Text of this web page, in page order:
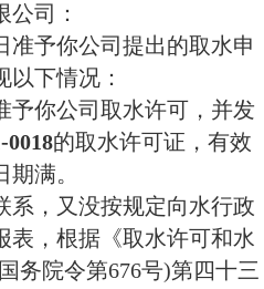
司：
予你公司提出的取水申
下情况：
予你公司取水许可，并发
0018的取水许可证，有效
满。
，又没按规定向水行政
表，根据《取水许可和水
务院令第676号)第四十三